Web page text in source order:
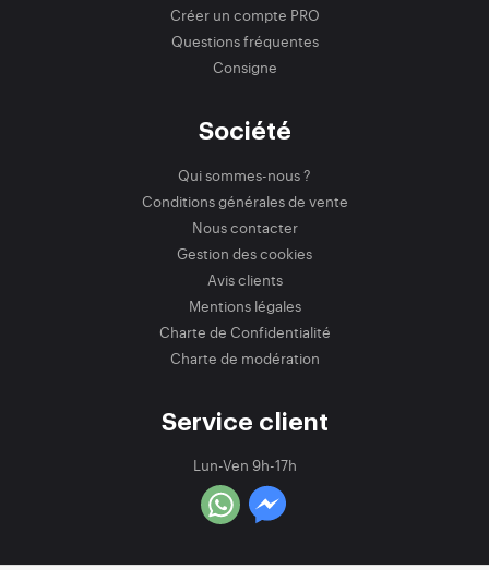
Créer un compte PRO
Questions fréquentes
Consigne
Société
Qui sommes-nous ?
Conditions générales de vente
Nous contacter
Gestion des cookies
Avis clients
Mentions légales
Charte de Confidentialité
Charte de modération
Service client
Lun-Ven 9h-17h